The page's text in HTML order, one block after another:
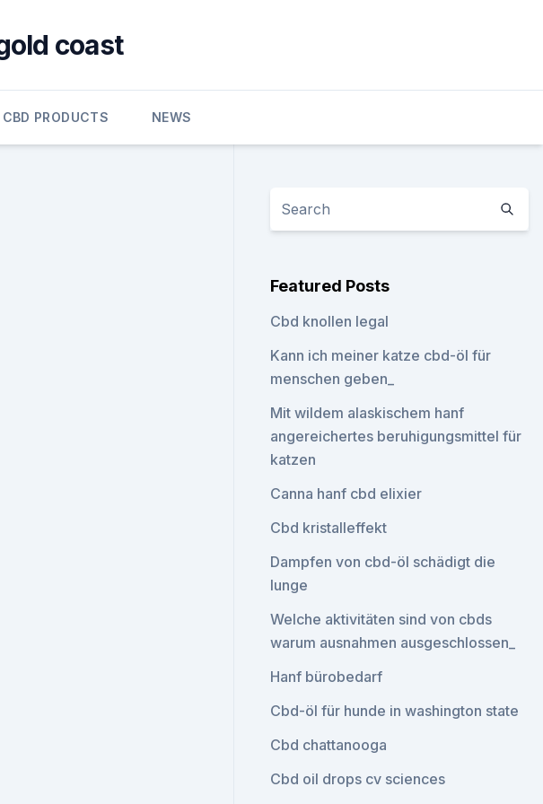
coast
CBD PRODUCTS NEWS
Featured Posts
Cbd knollen legal
Kann ich meiner katze cbd-öl für
menschen geben_
Mit wildem alaskischem hanf
angereichertes beruhigungsmittel für
katzen
Canna hanf cbd elixier
Cbd kristalleffekt
Dampfen von cbd-öl schädigt die
lunge
Welche aktivitäten sind von cbds
warum ausnahmen ausgeschlossen_
Hanf bürobedarf
Cbd-öl für hunde in washington state
Cbd chattanooga
Cbd oil drops cv sciences